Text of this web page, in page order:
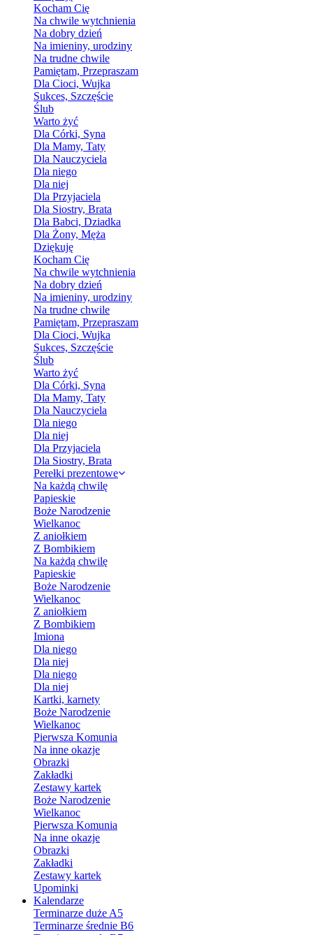
Kocham Cię
Na chwile wytchnienia
Na dobry dzień
Na imieniny, urodziny
Na trudne chwile
Pamiętam, Przepraszam
Dla Cioci, Wujka
Sukces, Szczęście
Ślub
Warto żyć
Dla Córki, Syna
Dla Mamy, Taty
Dla Nauczyciela
Dla niego
Dla niej
Dla Przyjaciela
Dla Siostry, Brata
Dla Babci, Dziadka
Dla Żony, Męża
Dziękuję
Kocham Cię
Na chwile wytchnienia
Na dobry dzień
Na imieniny, urodziny
Na trudne chwile
Pamiętam, Przepraszam
Dla Cioci, Wujka
Sukces, Szczęście
Ślub
Warto żyć
Dla Córki, Syna
Dla Mamy, Taty
Dla Nauczyciela
Dla niego
Dla niej
Dla Przyjaciela
Dla Siostry, Brata
Perełki prezentowe
Na każdą chwilę
Papieskie
Boże Narodzenie
Wielkanoc
Z aniołkiem
Z Bombikiem
Na każdą chwilę
Papieskie
Boże Narodzenie
Wielkanoc
Z aniołkiem
Z Bombikiem
Imiona
Dla niego
Dla niej
Dla niego
Dla niej
Kartki, karnety
Boże Narodzenie
Wielkanoc
Pierwsza Komunia
Na inne okazje
Obrazki
Zakładki
Zestawy kartek
Boże Narodzenie
Wielkanoc
Pierwsza Komunia
Na inne okazje
Obrazki
Zakładki
Zestawy kartek
Upominki
Kalendarze
Terminarze duże A5
Terminarze średnie B6